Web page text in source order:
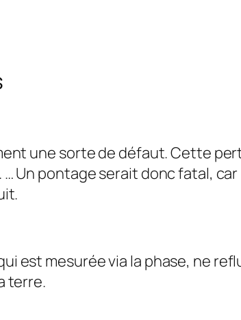
une sorte de défaut. Cette
Un pontage serait donc fatal,
est mesurée via la phase, ne
terre.